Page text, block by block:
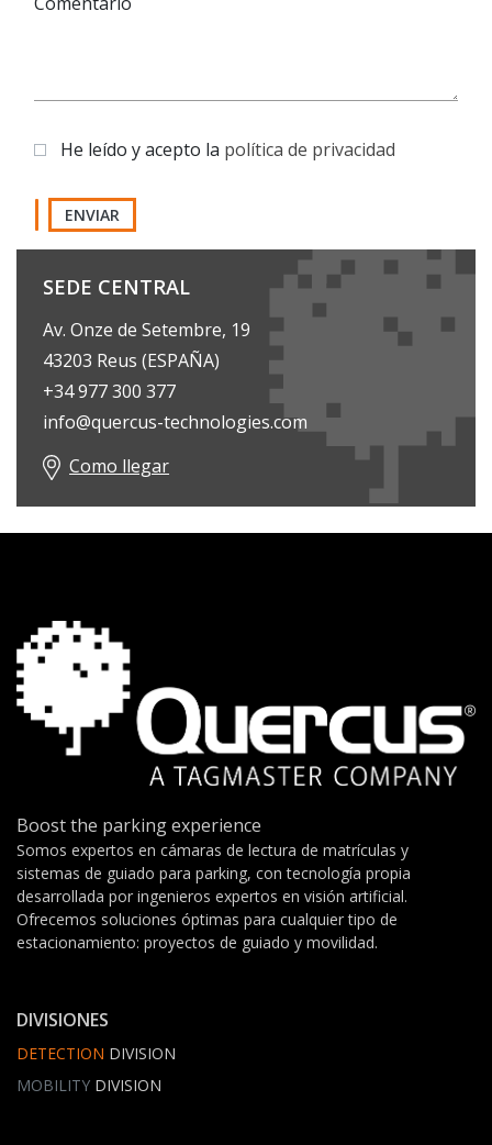
He leído y acepto la política de privacidad
ENVIAR
SEDE CENTRAL
Av. Onze de Setembre, 19
43203 Reus (ESPAÑA)
+34 977 300 377
info@quercus-technologies.com
Como llegar
Boost the parking experience
Somos expertos en cámaras de lectura de matrículas y
sistemas de guiado para parking, con tecnología propia
desarrollada por ingenieros expertos en visión artificial.
Ofrecemos soluciones óptimas para cualquier tipo de
estacionamiento: proyectos de guiado y movilidad.
DIVISIONES
DETECTION DIVISION
MOBILITY DIVISION